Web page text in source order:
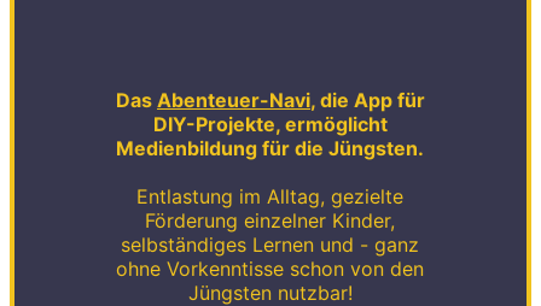
Das Abenteuer-Navi, die App für
DIY-Projekte, ermöglicht
Medienbildung für die Jüngsten.
Entlastung im Alltag, gezielte
Förderung einzelner Kinder,
selbständiges Lernen und - ganz
ohne Vorkenntisse schon von den
Jüngsten nutzbar!